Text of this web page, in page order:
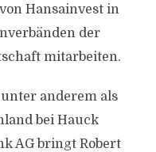
Hansainvest in
der
mitarbeiten.
anderem als
bei Hauck
AG bringt Robert